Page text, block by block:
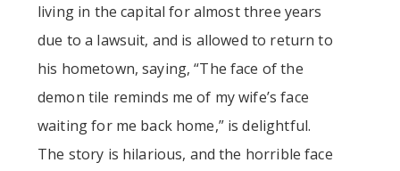
living in the capital for almost three years
due to a lawsuit, and is allowed to return to
his hometown, saying, “The face of the
demon tile reminds me of my wife’s face
waiting for me back home,” is delightful.
The story is hilarious, and the horrible face